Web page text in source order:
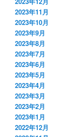
2023年11月
2023年10月
2023年9月
2023年8月
2023年7月
2023年6月
2023年5月
2023年4月
2023年3月
2023年2月
2023年1月
2022年12月